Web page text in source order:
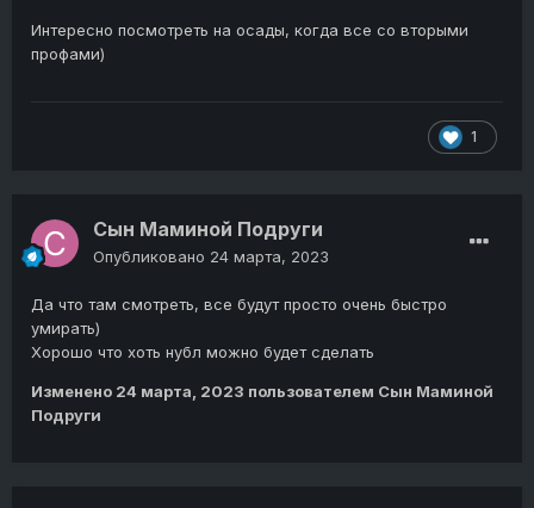
Интересно посмотреть на осады, когда все со вторыми
профами)
1
Сын Маминой Подруги
Опубликовано 24 марта, 2023
Да что там смотреть, все будут просто очень быстро
умирать)
Хорошо что хоть нубл можно будет сделать
Изменено 24 марта, 2023 пользователем Сын Маминой
Подруги